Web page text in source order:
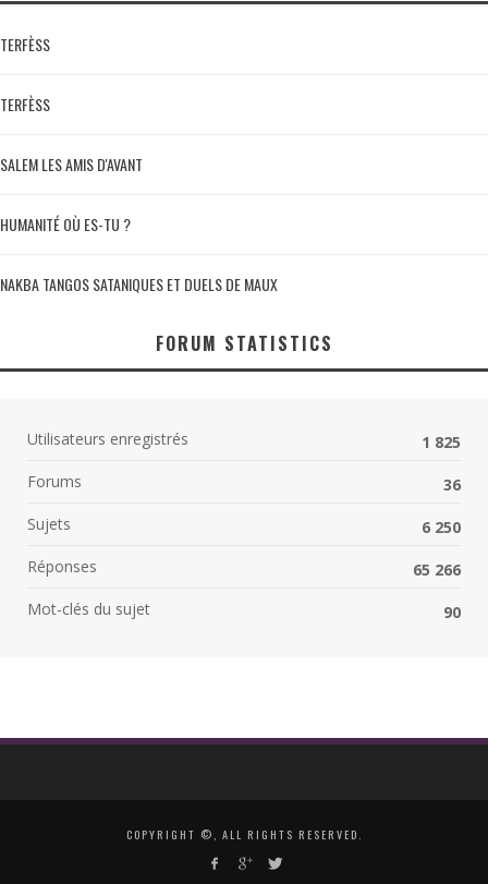
TERFÈSS
TERFÈSS
SALEM LES AMIS D'AVANT
HUMANITÉ OÙ ES-TU ?
NAKBA TANGOS SATANIQUES ET DUELS DE MAUX
FORUM STATISTICS
Utilisateurs enregistrés
1 825
Forums
36
Sujets
6 250
Réponses
65 266
Mot-clés du sujet
90
COPYRIGHT ©, ALL RIGHTS RESERVED.